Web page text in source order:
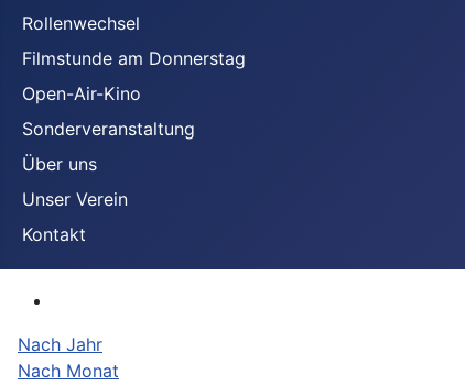
Rollenwechsel
Filmstunde am Donnerstag
Open-Air-Kino
Sonderveranstaltung
Über uns
Unser Verein
Kontakt
Nach Jahr
Nach Monat